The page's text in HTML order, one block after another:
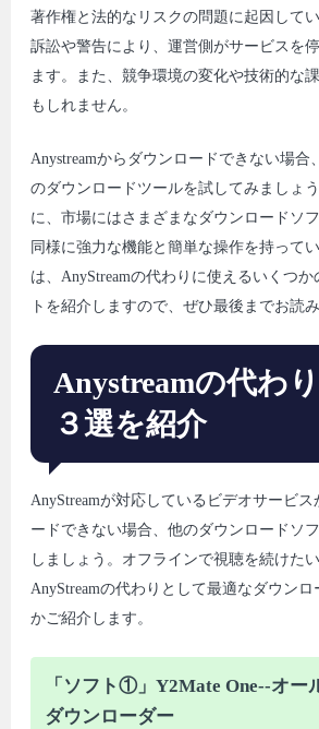
著作権と法的なリスクの問題に起因して
訴訟や警告により、運営側がサービスを
ます。また、競争環境の変化や技術的な
もしれません。
Anystreamからダウンロードできない場合
のダウンロードツールを試してみましょ
に、市場にはさまざまなダウンロードソ
同様に強力な機能と簡単な操作を持って
は、AnyStreamの代わりに使えるいくつ
トを紹介しますので、ぜひ最後までお読み
Anystreamの代わ
３選を紹介
AnyStreamが対応しているビデオサービ
ードできない場合、他のダウンロードソ
しましょう。オフラインで視聴を続けたい
AnyStreamの代わりとして最適なダウン
かご紹介します。
「ソフト①」Y2Mate One--オー
ダウンローダー